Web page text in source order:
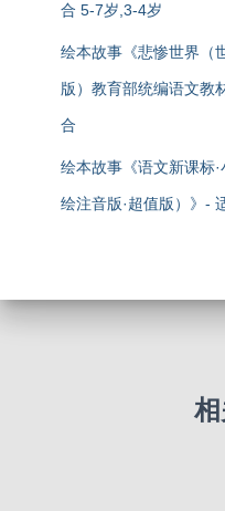
合 5-7岁,3-4岁
绘本故事《悲惨世界（
版）教育部统编语文教
合
绘本故事《语文新课标
绘注音版·超值版）》-